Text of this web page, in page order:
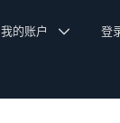
我的账户 登